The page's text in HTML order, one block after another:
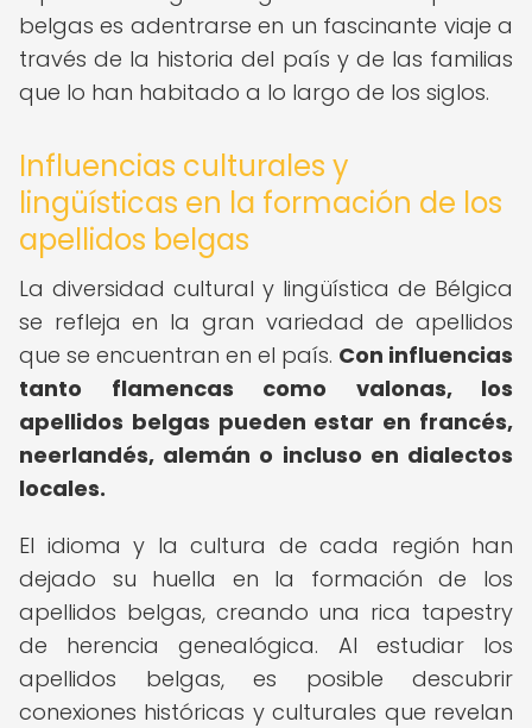
belgas es adentrarse en un fascinante viaje a
través de la historia del país y de las familias
que lo han habitado a lo largo de los siglos.
Influencias culturales y
lingüísticas en la formación de los
apellidos belgas
La diversidad cultural y lingüística de Bélgica
se refleja en la gran variedad de apellidos
que se encuentran en el país. Con influencias
tanto flamencas como valonas, los
apellidos belgas pueden estar en francés,
neerlandés, alemán o incluso en dialectos
locales.
El idioma y la cultura de cada región han
dejado su huella en la formación de los
apellidos belgas, creando una rica tapestry
de herencia genealógica. Al estudiar los
apellidos belgas, es posible descubrir
conexiones históricas y culturales que revelan